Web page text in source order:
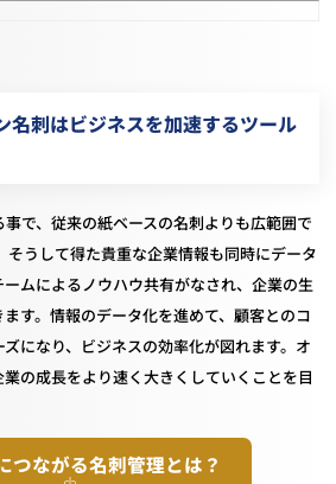
名刺はビジネスを加速するツール
で、従来の紙ベースの名刺よりも広範囲で
そうして得た貴重な企業情報も同時にデータ
ムによるノウハウ共有がなされ、企業の生
す。情報のデータ化を進めて、顧客とのコ
になり、ビジネスの効率化が図れます。オ
の成長をより速く大きくしていくことを目
つながる名刺管理とは？